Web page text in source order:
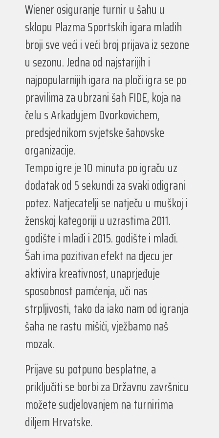
Wiener osiguranje turnir u šahu u
sklopu Plazma Sportskih igara mladih
broji sve veći i veći broj prijava iz sezone
u sezonu. Jedna od najstarijih i
najpopularnijih igara na ploči igra se po
pravilima za ubrzani šah FIDE, koja na
čelu s Arkadyjem Dvorkovichem,
predsjednikom svjetske šahovske
organizacije.
Tempo igre je 10 minuta po igraču uz
dodatak od 5 sekundi za svaki odigrani
potez. Natjecatelji se natječu u muškoj i
ženskoj kategoriji u uzrastima 2011.
godište i mlađi i 2015. godište i mlađi.
Šah ima pozitivan efekt na djecu jer
aktivira kreativnost, unaprjeđuje
sposobnost pamćenja, uči nas
strpljivosti, tako da iako nam od igranja
šaha ne rastu mišići, vježbamo naš
mozak.
Prijave su potpuno besplatne, a
priključiti se borbi za Državnu završnicu
možete sudjelovanjem na turnirima
diljem Hrvatske.